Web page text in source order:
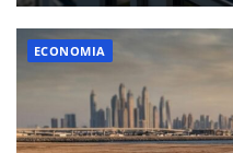
ECONOMIA